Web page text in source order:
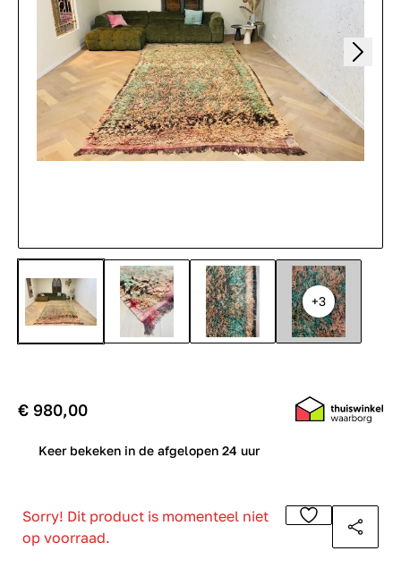
+3
€ 980,00
Keer bekeken in de afgelopen 24 uur
Sorry! Dit product is momenteel niet
op voorraad.